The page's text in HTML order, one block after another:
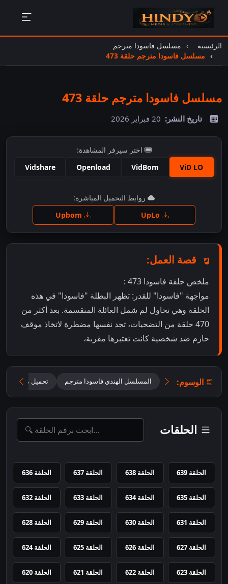
الرئيسية
مسلسل فاسودا مترجم
مسلسل فاسودا مترجم حلقة 473
مسلسل فاسودا مترجم حلقة 473
تاريخ النشر: 20 فبراير 2026
اختر سيرفر المشاهدة:
ViD LO
VidBom
Openload
Vidshare
اضغط للمشاهدة
روابط التحميل المباشرة:
قصة العمل:
ملخص حلقة فاسودا 473 :
مواجهة "فاسودا" للقدر: تظهر البطلة "فاسودا" في هذه
الحلقة وهي تحاول لم شمل العائلة المنقسمة. بعد أكثر من
470 حلقة من التضحيات، تجد نفسها مضطرة لاتخاذ موقف
حازم ضد شخصية كانت تعتبرها مقربة،
الوسوم: المسلسل الهندي فاسودا مترجم تحميل مسلسل Vasudha مترجم
الحلقات
الحلقة 639 الحلقة 638 الحلقة 637 الحلقة 636
الحلقة 635 الحلقة 634 الحلقة 633 الحلقة 632
الحلقة 631 الحلقة 630 الحلقة 629 الحلقة 628
الحلقة 627 الحلقة 626 الحلقة 625 الحلقة 624
الحلقة 623 الحلقة 622 الحلقة 621 الحلقة 620